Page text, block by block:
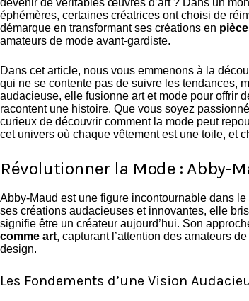
devenir de véritables œuvres d’art ? Dans un
éphémères, certaines créatrices ont choisi de
démarque en transformant ses créations en
amateurs de mode avant-gardiste.
Dans cet article, nous vous emmenons à la
qui ne se contente pas de suivre les tendances,
audacieuse, elle fusionne art et mode pour offrir
racontent une histoire. Que vous soyez
curieux de découvrir comment la mode peut
cet univers où chaque vêtement est une toile, et
Révolutionner la Mode : Abby-
Abby-Maud est une figure incontournable dans
ses créations audacieuses et innovantes, elle
signifie être un créateur aujourd’hui. Son
comme art, capturant l’attention des amateurs
design.
Les Fondements d’une Vision